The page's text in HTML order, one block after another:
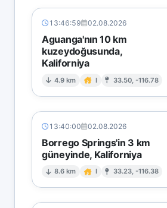
13:46:59 02.08.2026
Aguanga'nın 10 km
kuzeydoğusunda,
Kaliforniya
4.9 km I 33.50, -116.78
13:40:00 02.08.2026
Borrego Springs'in 3 km
güneyinde, Kaliforniya
8.6 km I 33.23, -116.38